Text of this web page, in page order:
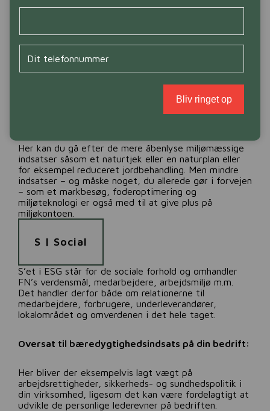
bedrift og omhandler natur, miljø og klima. Her er der
Her kan du gå efter de mere åbenlyse miljømæssige
indsatser såsom et naturtjek eller en naturplan eller
for eksempel reduceret jordbehandling. Men mindre
indsatser – og måske noget, du allerede gør i forvejen
– som et markbesøg, foderoptimering og
miljøteknologi er også med til at give plus på
miljøkontoen.
S | Social
S’et i ESG står for de sociale forhold og omhandler
FN’s verdensmål, medarbejdere, arbejdsmiljø m.m.
Det handler derfor både om relationerne til
medarbejdere, forbrugere, underleverandører,
lokalområdet og omverdenen i det hele taget.
Oversat til bæredygtighedsindsats på din bedrift:
Her bliver der eksempelvis lagt vægt på
arbejdsrettigheder, sikkerheds- og sundhedspolitik i
din virksomhed, ligesom det kan være fordelagtigt at
udvikle de personlige lederevner på bedriften.
D
n
D
n
u
m
m
e
r
Bliv ringet op